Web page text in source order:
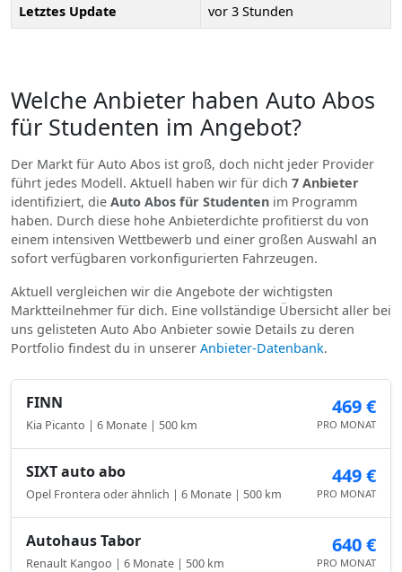
Letztes Update
vor 3 Stunden
Welche Anbieter haben Auto Abos
für Studenten im Angebot?
Der Markt für Auto Abos ist groß, doch nicht jeder Provider
führt jedes Modell. Aktuell haben wir für dich 7 Anbieter
identifiziert, die Auto Abos für Studenten im Programm
haben. Durch diese hohe Anbieterdichte profitierst du von
einem intensiven Wettbewerb und einer großen Auswahl an
sofort verfügbaren vorkonfigurierten Fahrzeugen.
Aktuell vergleichen wir die Angebote der wichtigsten
Marktteilnehmer für dich. Eine vollständige Übersicht aller bei
uns gelisteten Auto Abo Anbieter sowie Details zu deren
Portfolio findest du in unserer Anbieter-Datenbank.
FINN
Kia Picanto | 6 Monate | 500 km
469 €
PRO MONAT
SIXT auto abo
Opel Frontera oder ähnlich | 6 Monate | 500 km
449 €
PRO MONAT
Autohaus Tabor
Renault Kangoo | 6 Monate | 500 km
640 €
PRO MONAT